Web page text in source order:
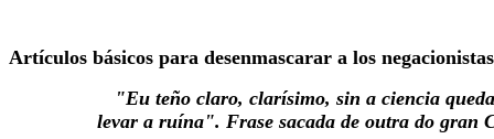
Artículos básicos para desenmascarar a los
"Eu teño claro, clarísimo, sin a ciencia
levar a ruína". Frase sacada de outra do gran